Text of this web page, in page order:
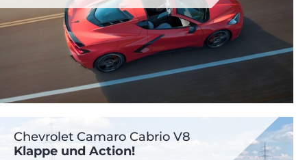
Chevrolet Camaro Cabrio V8
Klappe und Action!